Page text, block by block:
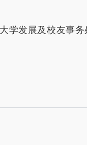
学发展及校友事